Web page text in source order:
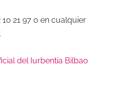
21 97 o en cualquier
del Iurbentia Bilbao